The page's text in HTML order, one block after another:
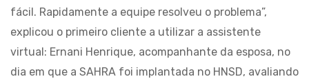
fácil. Rapidamente a equipe resolveu o problema”,
explicou o primeiro cliente a utilizar a assistente
virtual: Ernani Henrique, acompanhante da esposa, no
dia em que a SAHRA foi implantada no HNSD, avaliando